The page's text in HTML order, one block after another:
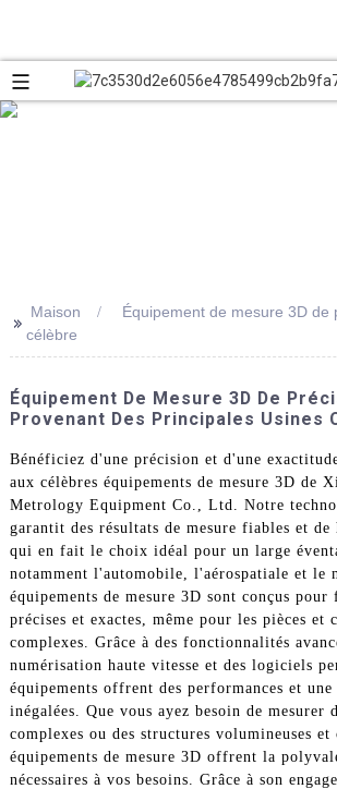
>> Maison
Équipement de mesure 3D de
célèbre
Équipement De Mesure 3D De
Provenant Des Principales Usines
Bénéficiez d'une précision et d'une
aux célèbres équipements de mesure 3D de
Metrology Equipment Co., Ltd. Notre
garantit des résultats de mesure fiables et de
qui en fait le choix idéal pour un large
notamment l'automobile, l'aérospatiale et le
équipements de mesure 3D sont conçus pour
précises et exactes, même pour les pièces et
complexes. Grâce à des fonctionnalités
numérisation haute vitesse et des logiciels
équipements offrent des performances et
inégalées. Que vous ayez besoin de mesurer
complexes ou des structures volumineuses et
équipements de mesure 3D offrent la
nécessaires à vos besoins. Grâce à son